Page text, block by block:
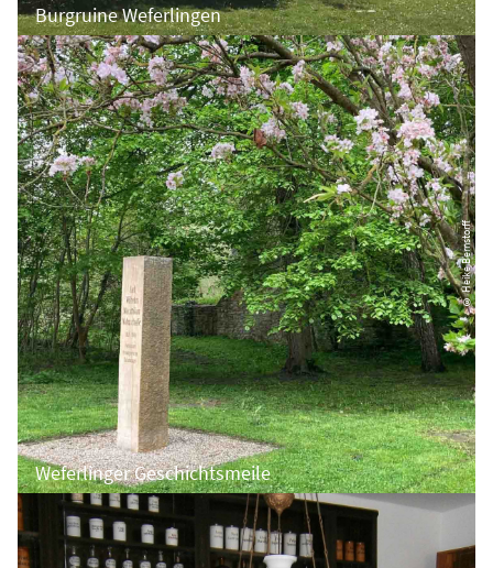
Burgruine Weferlingen
© Heike Bernstorff
Weferlinger Geschichtsmeile